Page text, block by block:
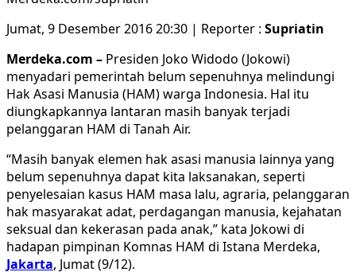
Jumat, 9 Desember 2016 20:30 | Reporter : Supriatin
Merdeka.com – Presiden Joko Widodo (Jokowi)
menyadari pemerintah belum sepenuhnya melindungi
Hak Asasi Manusia (HAM) warga Indonesia. Hal itu
diungkapkannya lantaran masih banyak terjadi
pelanggaran HAM di Tanah Air.
“Masih banyak elemen hak asasi manusia lainnya yang
belum sepenuhnya dapat kita laksanakan, seperti
penyelesaian kasus HAM masa lalu, agraria, pelanggaran
hak masyarakat adat, perdagangan manusia, kejahatan
seksual dan kekerasan pada anak,” kata Jokowi di
hadapan pimpinan Komnas HAM di Istana Merdeka,
Jakarta, Jumat (9/12).